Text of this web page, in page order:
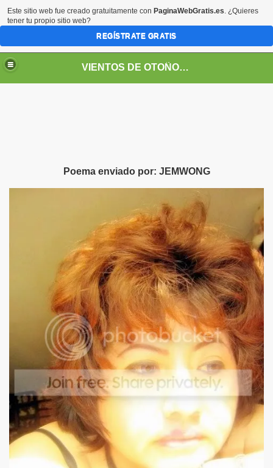
VIENTOS DE OTOÑO POR FANNY JEM WONG
Poema enviado por: JEMWONG
-EDUCACIÓN -UNIVERSIDADES- ARTE-
POESÍA ORIENTAL
EROTICA , SUGESTIVA POR FANNY JEM WONG
, DESOLACIÓN Y TRISTEZA
A MIS POEMAS
Este sitio web fue creado gratuitamente con PaginaWebGratis.es. ¿Quieres
tener tu propio sitio web?
REGÍSTRATE GRATIS